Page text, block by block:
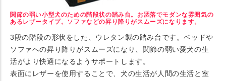
関節の弱い小型犬のための階段状の踏み台。お洒落でモダンな雰囲気の
あるレザータイプ。ソファなどの昇り降りがスムーズになります。
3段の階段の形状をした、ウレタン製の踏み台です。ベッドや
ソファへの昇り降りがスムーズになり、関節の弱い愛犬の生
活がより快適になるようサポートします。
表面にレザーを使用することで、犬の生活が人間の生活と室